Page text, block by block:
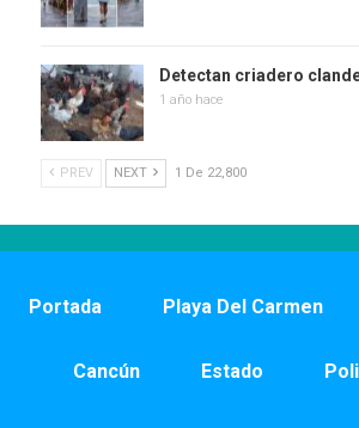
Detectan criadero
1 año hace
PREV NEXT 1 De 22,800
Portada Playa Del Carmen
Cancún Estado